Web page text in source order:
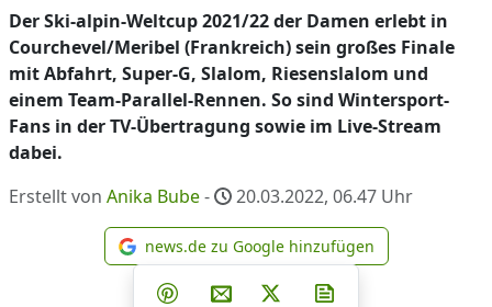
Der Ski-alpin-Weltcup 2021/22 der Damen erlebt in
Courchevel/Meribel (Frankreich) sein großes Finale
mit Abfahrt, Super-G, Slalom, Riesenslalom und
einem Team-Parallel-Rennen. So sind Wintersport-
Fans in der TV-Übertragung sowie im Live-Stream
dabei.
Erstellt von Anika Bube- 20.03.2022, 06.47 Uhr
news.de zu Google
news.de zu Google hinzufügen
Teilen auf Facebook
Teilen auf Whatsapp
Teilen auf Telegram
Teilen auf Pinterest
Per E-Mail teilen
Post auf X